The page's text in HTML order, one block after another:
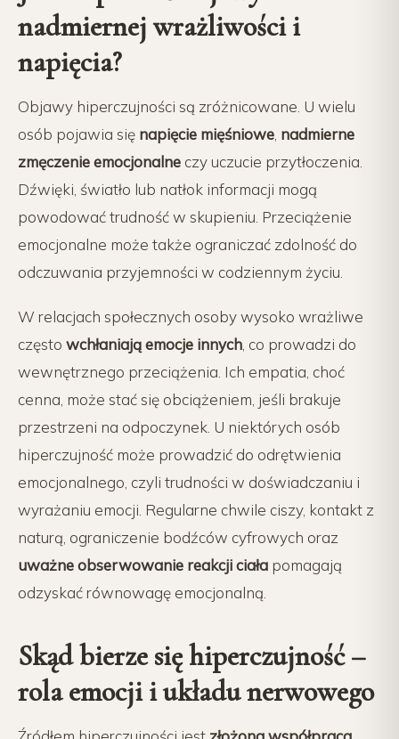
nadmiernej wrażliwości i
napięcia?
Objawy hiperczujności są zróżnicowane. U wielu
osób pojawia się napięcie mięśniowe nadmierne
zmęczenie emocjonalne czy uczucie przytłoczenia.
Dźwięki, światło lub natłok informacji mogą
powodować trudność w skupieniu. Przeciążenie
emocjonalne może także ograniczać zdolność do
odczuwania przyjemności w codziennym życiu.
W relacjach społecznych osoby wysoko wrażliwe
często wchłaniają emocje innych , co prowadzi do
wewnętrznego przeciążenia. Ich empatia, choć
cenna, może stać się obciążeniem, jeśli brakuje
przestrzeni na odpoczynek. U niektórych osób
hiperczujność może prowadzić do odrętwienia
emocjonalnego, czyli trudności w doświadczaniu i
wyrażaniu emocji. Regularne chwile ciszy, kontakt z
naturą, ograniczenie bodźców cyfrowych oraz
uważne obserwowanie reakcji ciała pomagają
odzyskać równowagę emocjonalną.
Skąd bierze się hiperczujność –
rola emocji i układu nerwowego